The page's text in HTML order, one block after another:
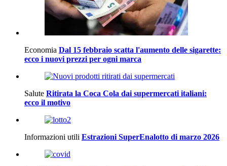
Economia Dal 15 febbraio scatta l'aumento delle sigarette:
ecco i nuovi prezzi per ogni marca
Salute Ritirata la Coca Cola dai supermercati italiani:
ecco il motivo
Informazioni utili Estrazioni SuperEnalotto di marzo 2026